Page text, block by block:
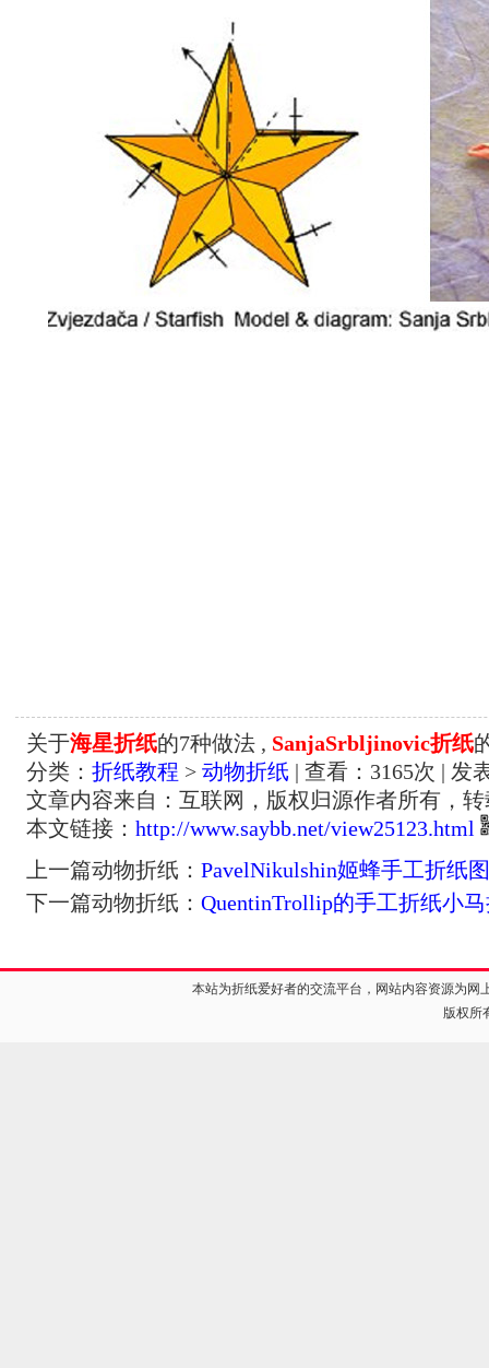
关于海星折纸的7种做法 , SanjaSrbljinovic折纸
分类： 折纸教程 > 动物折纸 | 查看： 3165次 | 发
文章内容来自：互联网，版权归源作者所有，
本文链接： http://www.saybb.net/view25123.html
上一篇动物折纸： PavelNikulshin姬蜂手工折纸
下一篇动物折纸： QuentinTrollip的手工折纸小
本站为折纸爱好者的交流平台，网站内容资源为
版权所